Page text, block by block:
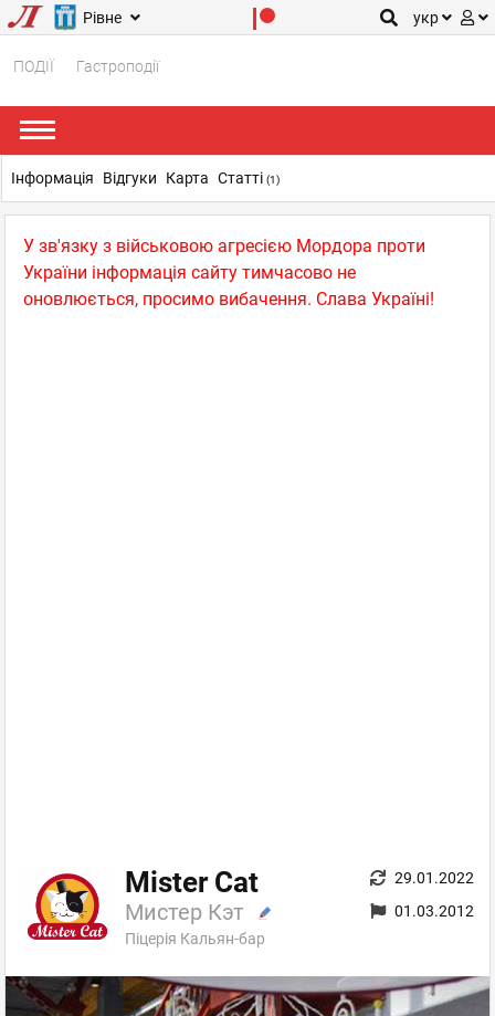
Рівне укр
ПОДІЇ Гастроподії
У зв'язку з військовою агресією Мордора проти
України інформація сайту тимчасово не
оновлюється, просимо вибачення. Слава Україні!
Mister Cat
Мистер Кэт
Піцерія Кальян-бар
29.01.2022
01.03.2012
Інформація Відгуки Карта Статті (1)